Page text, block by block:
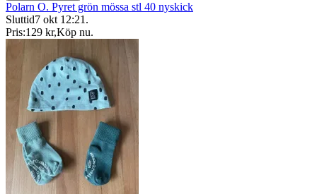
Polarn O. Pyret grön mössa stl 40 nyskick
Sluttid7 okt 12:21 .
Pris:129 kr,Köp nu.